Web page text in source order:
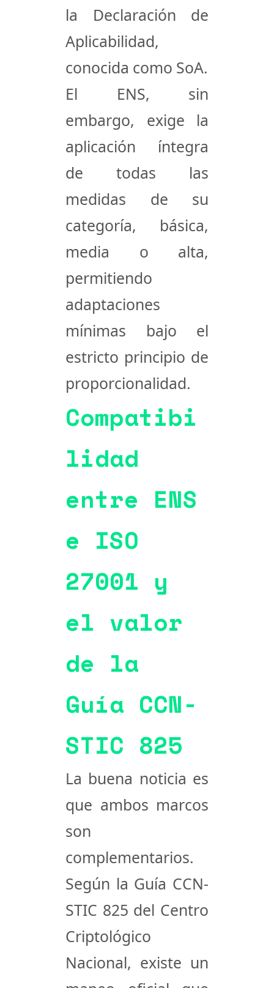
la Declaración de
Aplicabilidad,
conocida como SoA.
El ENS, sin
embargo, exige la
aplicación íntegra
de todas las
medidas de su
categoría, básica,
media o alta,
permitiendo
adaptaciones
mínimas bajo el
estricto principio de
proporcionalidad.
Compatibi
lidad
entre ENS
e ISO
27001 y
el valor
de la
Guía CCN-
STIC 825
La buena noticia es
que ambos marcos
son
complementarios.
Según la Guía CCN-
STIC 825 del Centro
Criptológico
Nacional, existe un